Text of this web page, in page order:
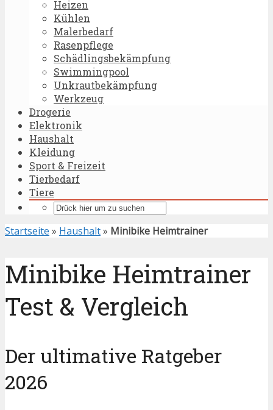
Heizen
Kühlen
Malerbedarf
Rasenpflege
Schädlingsbekämpfung
Swimmingpool
Unkrautbekämpfung
Werkzeug
Drogerie
Elektronik
Haushalt
Kleidung
Sport & Freizeit
Tierbedarf
Tiere
Startseite » Haushalt» Minibike Heimtrainer
Minibike Heimtrainer
Test & Vergleich
Der ultimative Ratgeber
2026